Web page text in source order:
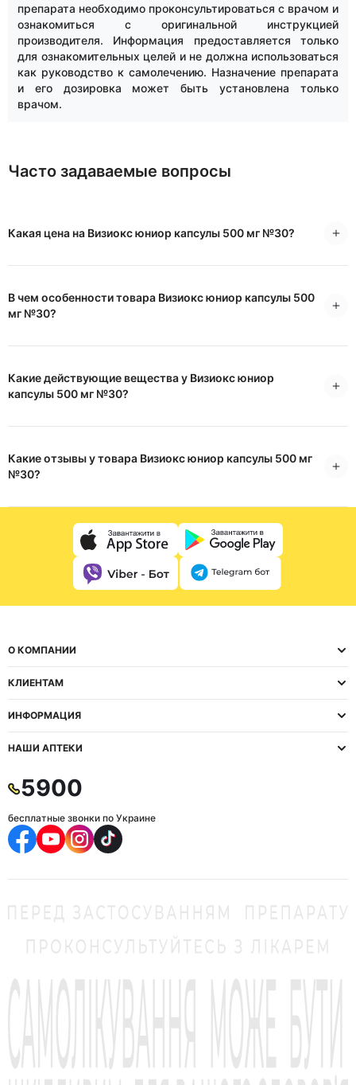
препарата необходимо проконсультироваться с врачом и
ознакомиться с оригинальной инструкцией
производителя. Информация предоставляется только
для ознакомительных целей и не должна использоваться
как руководство к самолечению. Назначение препарата
и его дозировка может быть установлена только
врачом.
Часто задаваемые вопросы
Какая цена на Визиокс юниор капсулы 500 мг №30?
В чем особенности товара Визиокс юниор капсулы 500
мг №30?
Какие действующие вещества у Визиокс юниор
капсулы 500 мг №30?
Какие отзывы у товара Визиокс юниор капсулы 500 мг
№30?
О КОМПАНИИ
КЛИЕНТАМ
ИНФОРМАЦИЯ
НАШИ АПТЕКИ
5900
бесплатные звонки по Украине